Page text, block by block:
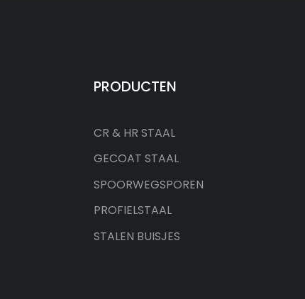
Chinese standaard 60N
spoorwegrail
ASTM A759 CR175
kraanrails
PRODUCTEN
CR & HR STAAL
GECOAT STAAL
SPOORWEGSPOREN
PROFIELSTAAL
STALEN BUISJES